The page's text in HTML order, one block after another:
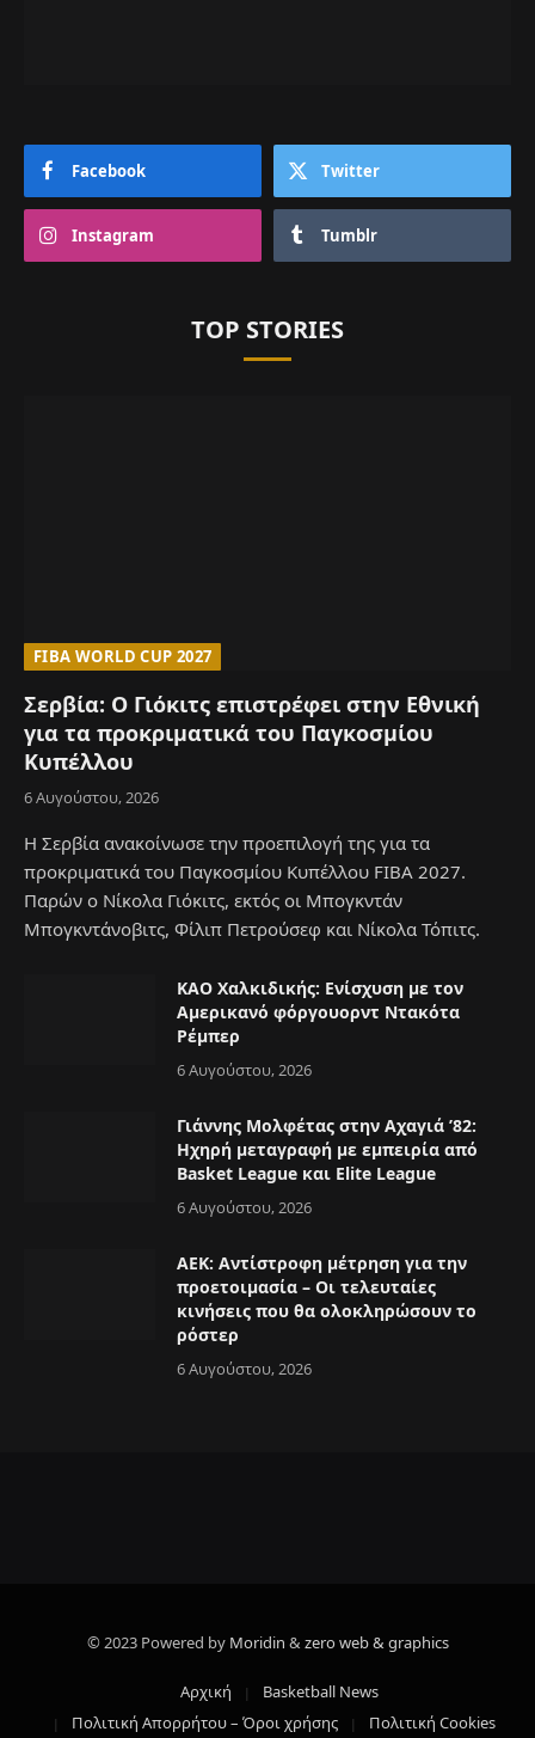
Facebook Twitter
Instagram Tumblr
TOP STORIES
FIBA WORLD CUP 2027
Σερβία: Ο Γιόκιτς επιστρέφει στην Εθνική
για τα προκριματικά του Παγκοσμίου
Κυπέλλου
6 Αυγούστου, 2026
Η Σερβία ανακοίνωσε την προεπιλογή της για τα
προκριματικά του Παγκοσμίου Κυπέλλου FIBA 2027.
Παρών ο Νίκολα Γιόκιτς, εκτός οι Μπογκντάν
Μπογκντάνοβιτς, Φίλιπ Πετρούσεφ και Νίκολα Τόπιτς.
ΚΑΟ Χαλκιδικής: Ενίσχυση με τον
Αμερικανό φόργουορντ Ντακότα
Ρέμπερ
6 Αυγούστου, 2026
Γιάννης Μολφέτας στην Αχαγιά ’82:
Ηχηρή μεταγραφή με εμπειρία από
Basket League και Elite League
6 Αυγούστου, 2026
ΑΕΚ: Αντίστροφη μέτρηση για την
προετοιμασία – Οι τελευταίες
κινήσεις που θα ολοκληρώσουν το
ρόστερ
6 Αυγούστου, 2026
© 2023 Powered by Moridin & zero web & graphics
Αρχική
Basketball News
Πολιτική Απορρήτου – Όροι χρήσης
Πολιτική Cookies